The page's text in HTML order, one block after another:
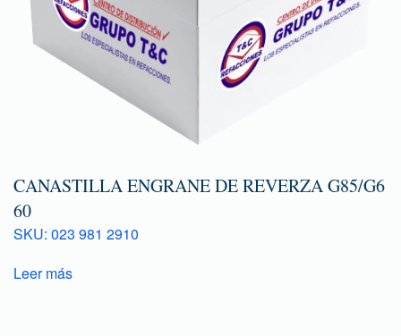
CANASTILLA ENGRANE DE REVERZA G85/G6
60
SKU: 023 981 2910
Leer más